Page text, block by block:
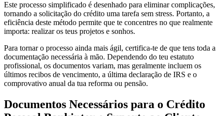
Este processo simplificado é desenhado para eliminar complicações,
tornando a solicitação do crédito uma tarefa sem stress. Portanto, a
eficiência deste método permite que te concentres no que realmente
importa: realizar os teus projetos e sonhos.
Para tornar o processo ainda mais ágil, certifica-te de que tens toda a
documentação necessária à mão. Dependendo do teu estatuto
profissional, os documentos variam, mas geralmente incluem os
últimos recibos de vencimento, a última declaração de IRS e o
comprovativo anual da tua reforma ou pensão.
Documentos Necessários para o Crédito